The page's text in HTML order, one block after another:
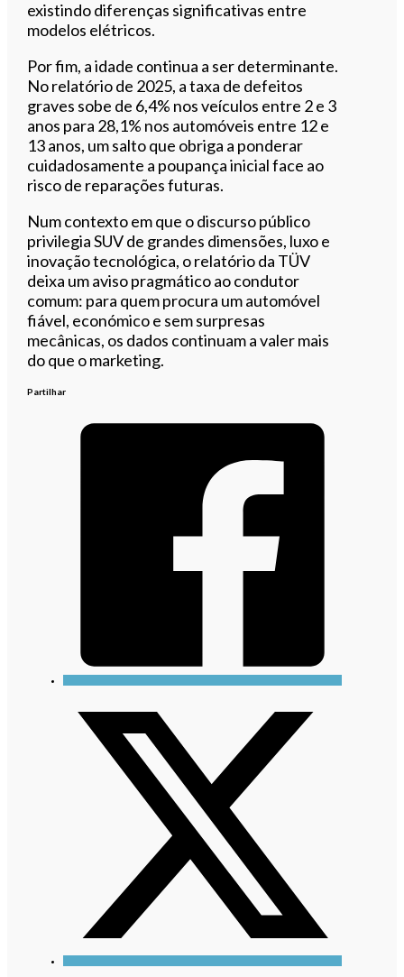
existindo diferenças significativas entre
modelos elétricos.
Por fim, a idade continua a ser determinante.
No relatório de 2025, a taxa de defeitos
graves sobe de 6,4% nos veículos entre 2 e 3
anos para 28,1% nos automóveis entre 12 e
13 anos, um salto que obriga a ponderar
cuidadosamente a poupança inicial face ao
risco de reparações futuras.
Num contexto em que o discurso público
privilegia SUV de grandes dimensões, luxo e
inovação tecnológica, o relatório da TÜV
deixa um aviso pragmático ao condutor
comum: para quem procura um automóvel
fiável, económico e sem surpresas
mecânicas, os dados continuam a valer mais
do que o marketing.
Partilhar